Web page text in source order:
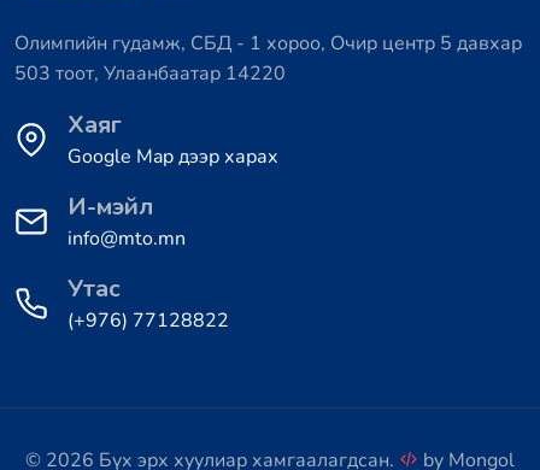
Олимпийн гудамж, СБД - 1 хороо, Очир центр 5 давхар
503 тоот, Улаанбаатар 14220
Хаяг
Google Map дээр харах
И-мэйл
info@mto.mn
Утас
(+976) 77128822
© 2026 Бүх эрх хуулиар хамгаалагдсан. by Mongol